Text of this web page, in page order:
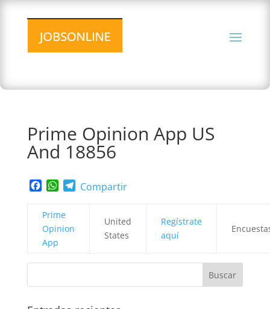
Prime Opinion App US
And 18856
Facebook
WhatsApp
Telegram
Compartir
Prime
Opinion
App
United
States
Regístrate
aquí